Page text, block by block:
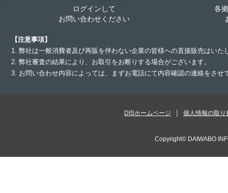
ログインして
お問い合わせください
各
【注意事項】
1. 弊社は一般消費者及び再販を伴わない企業の皆様への直接販売はいた
2. 弊社審査の結果により、お取引をお断りする場合がございます。
3. お問い合わせ内容によっては、まずお電話にて内容確認の連絡をさ
DISホームページ 個人情報の取り
Copyright© DAIWABO